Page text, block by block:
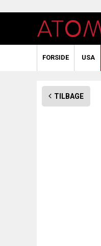
FORSIDE USA
TILBAGE